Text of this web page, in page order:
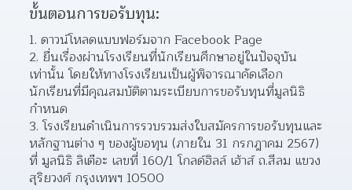
ขั้นตอนการขอรับทุน:
1. ดาวน์โหลดแบบฟอร์มจาก Facebook Page
2. ยื่นเรื่องผ่านโรงเรียนที่นักเรียนศึกษาอยู่ในปัจจุบัน
เท่านั้น โดยให้ทางโรงเรียนเป็นผู้พิจารณาคัดเลือก
นักเรียนที่มีคุณสมบัติตามระเบียบการขอรับทุนที่มูลนิธิ
กำหนด
3. โรงเรียนดำเนินการรวบรวมส่งใบสมัครการขอรับทุนและ
หลักฐานต่าง ๆ ของผู้ขอทุน (ภายใน 31 กรกฎาคม 2567)
ที่ มูลนิธิ ลิเต๊อะ เลขที่ 160/1 โกลด์ฮิลล์ เฮ้าส์ ถ.สีลม แขวง
สุริยวงศ์ กรุงเทพฯ 10500